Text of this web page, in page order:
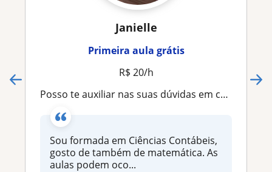
Janielle
Primeira aula grátis
R$ 20/h
Posso te auxiliar nas suas dúvidas em contabilidade
Sou formada em Ciências Contábeis,
gosto de também de matemática. As
aulas podem oco...